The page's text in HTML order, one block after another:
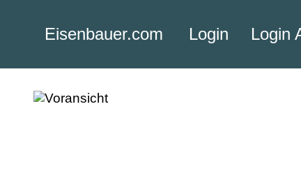
Eisenbauer.com Login Login